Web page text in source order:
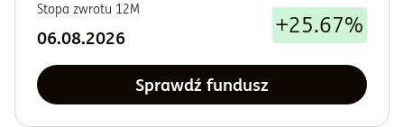
Stopa zwrotu 12M
06.08.2026 +25.67%
Sprawdź fundusz